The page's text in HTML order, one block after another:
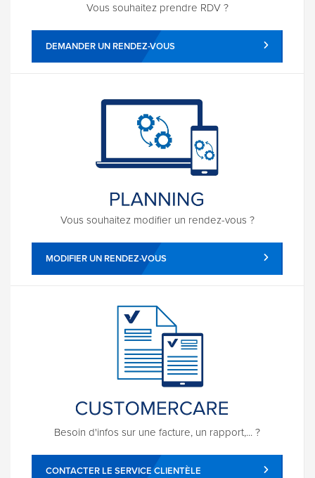
Vous souhaitez prendre RDV ?
DEMANDER UN RENDEZ-VOUS
Vous souhaitez modifier un rendez-vous ?
MODIFIER UN RENDEZ-VOUS
Besoin d'infos sur une facture, un rapport,... ?
CONTACTER LE SERVICE CLIENTÈLE